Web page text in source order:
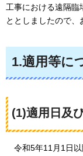
工事における遠隔臨
ととしましたので、
1.適用等に
(1)適用日及
令和5年11月1日以